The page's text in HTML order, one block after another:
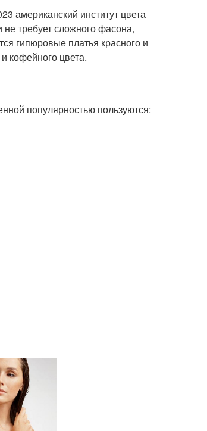
американский институт цвета
требует сложного фасона,
гипюровые платья красного и
кофейного цвета.
популярностью пользуются: